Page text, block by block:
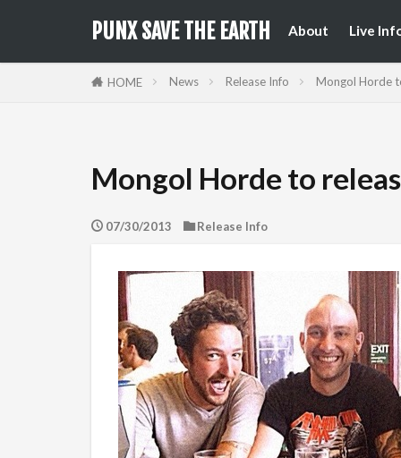
PUNX SAVE THE EARTH About Live
HOME News Release Info Mongol Horde
Mongol Horde to
07/30/2013 Release Info